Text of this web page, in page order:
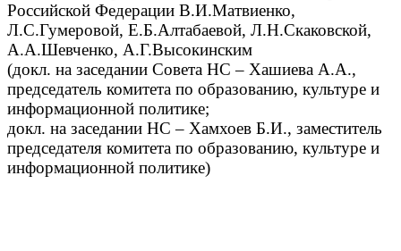
Российской Федерации В.И.Матвиенко,
Л.С.Гумеровой, Е.Б.Алтабаевой, Л.Н.Скаковской,
А.А.Шевченко, А.Г.Высокинским
(докл. на заседании Совета НС – Хашиева А.А.,
председатель комитета по образованию, культуре и
информационной политике;
докл. на заседании НС – Хамхоев Б.И., заместитель
председателя комитета по образованию, культуре и
информационной политике)